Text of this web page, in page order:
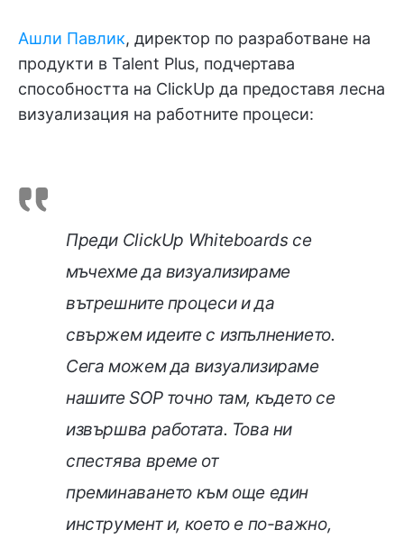
Ашли Павлик, директор по разработване на
продукти в Talent Plus, подчертава
способността на ClickUp да предоставя лесна
визуализация на работните процеси:
Преди ClickUp Whiteboards се
мъчехме да визуализираме
вътрешните процеси и да
свържем идеите с изпълнението.
Сега можем да визуализираме
нашите SOP точно там, където се
извършва работата. Това ни
спестява време от
преминаването към още един
инструмент и, което е по-важно,